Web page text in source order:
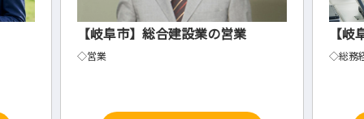
【岐阜市】総合建設業の営業
◇営業
【
◇総務